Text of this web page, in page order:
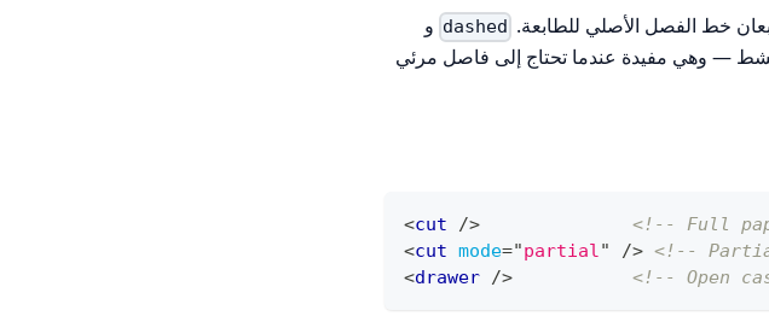
خط الفصل الأصلي للطابعة. dashed و
— وهي مفيدة عندما تحتاج إلى فاصل مرئي
<cut />
<!-- Full
<cut mode="partial" /> <!--
<drawer /> <!-- Open